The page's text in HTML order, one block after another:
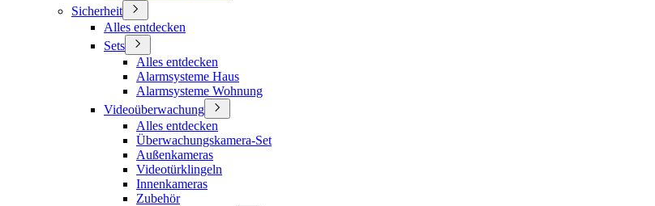
Sicherheit
Alles entdecken
Sets
Alles entdecken
Alarmsysteme Haus
Alarmsysteme Wohnung
Videoüberwachung
Alles entdecken
Überwachungskamera-Set
Außenkameras
Videotürklingeln
Innenkameras
Zubehör